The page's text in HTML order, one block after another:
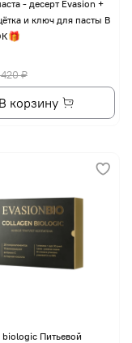
- десерт Evasion +
и ключ для пасты В
₽
В корзину
biologic Питьевой